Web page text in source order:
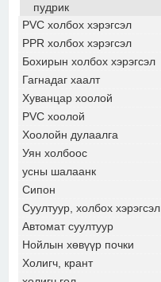
пудрик
PVC холбох хэрэгсэл
PPR холбох хэрэгсэл
Бохирын холбох хэрэгсэл
Гагнадаг хаалт
Хуванцар хоолой
PVC хоолой
Хоолойн дулаалга
Уян холбоос
усны шалаанк
Сипон
Суултуур, холбох хэрэгсэл
Автомат суултуур
Нойлын хөвүүр почки
Холигч, крант